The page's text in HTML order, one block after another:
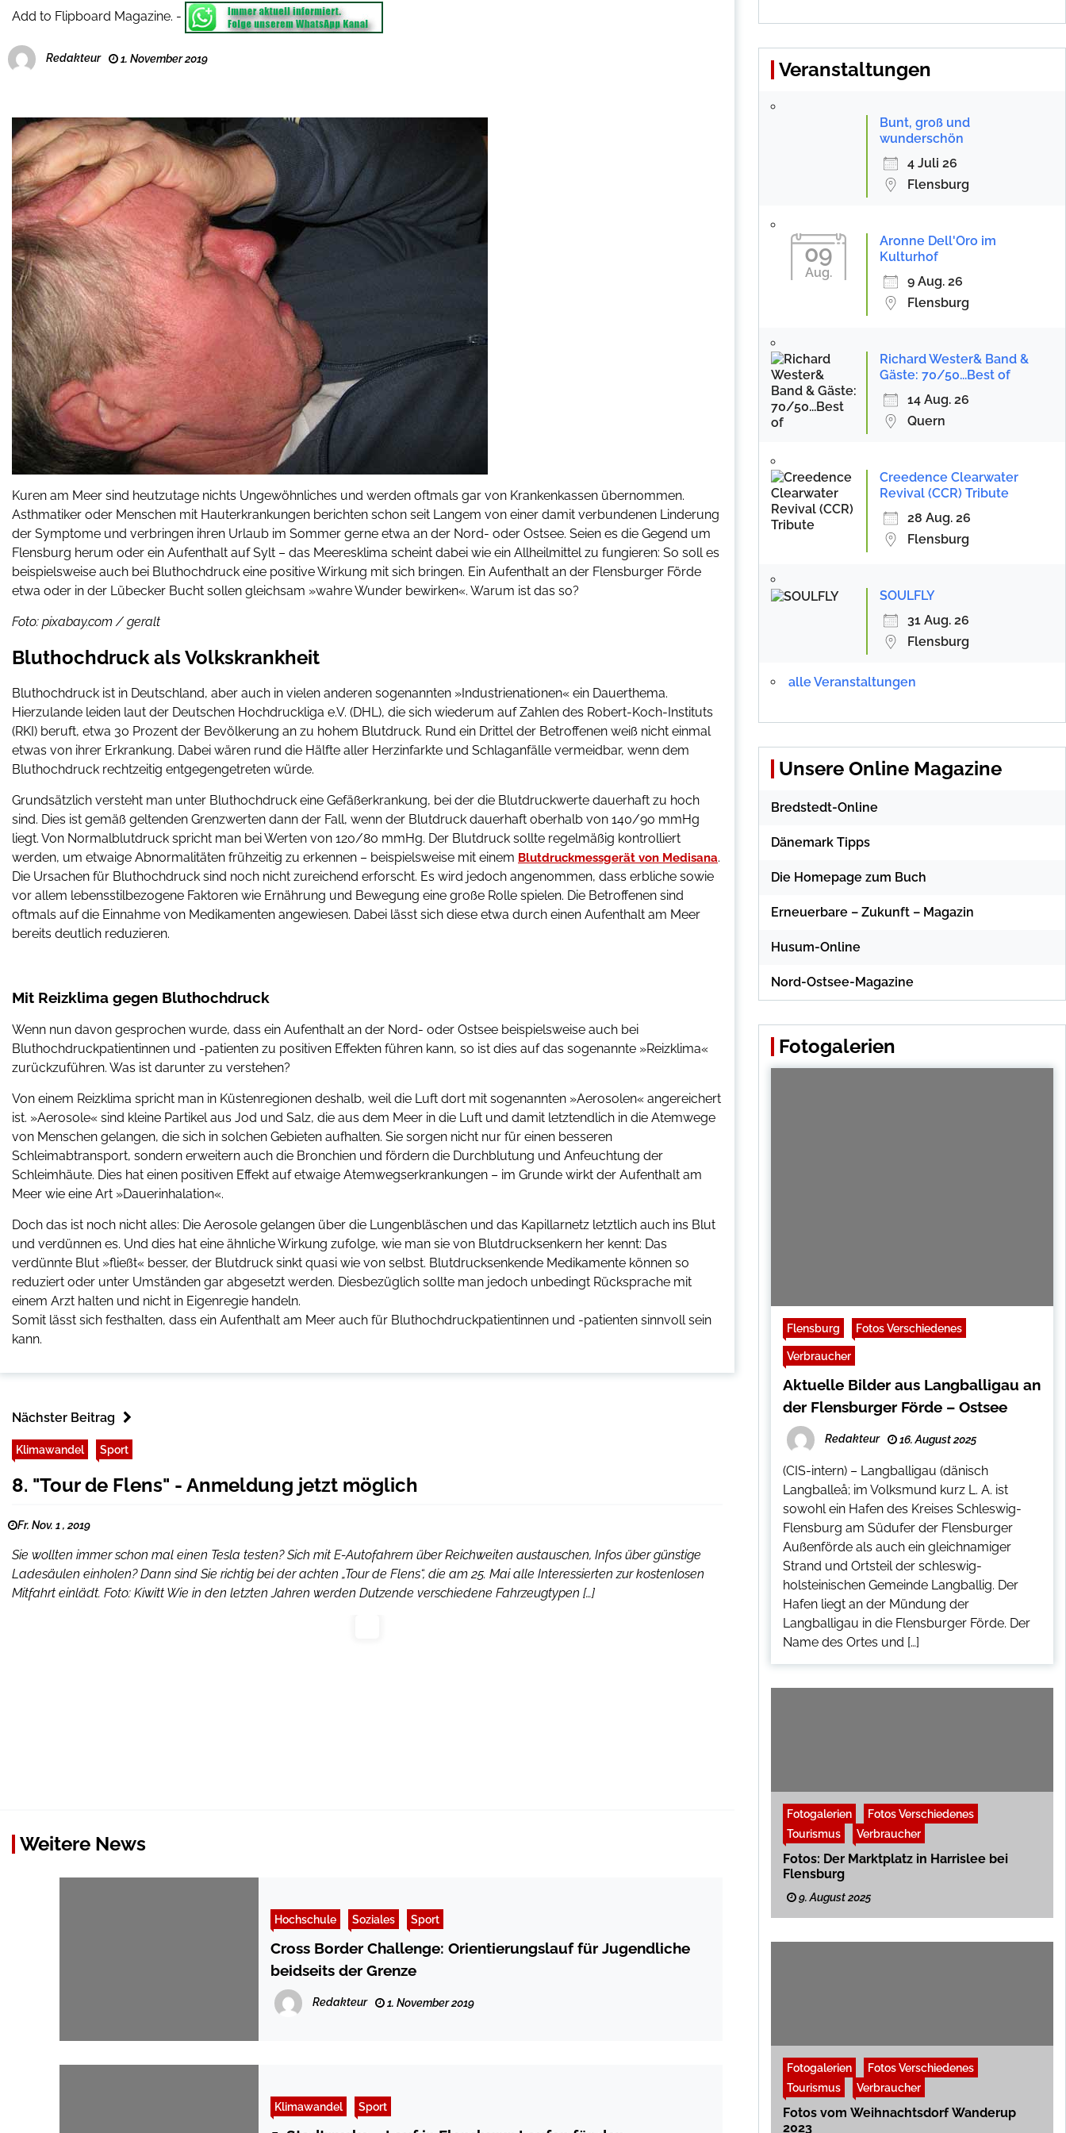
Add to Flipboard Magazine. -
Redakteur 1. November 2019
Kuren am Meer sind heutzutage nichts Ungewöhnliches und werden oftmals gar von Krankenkassen übernommen.
Asthmatiker oder Menschen mit Hauterkrankungen berichten schon seit Langem von einer damit verbundenen Linderung
der Symptome und verbringen ihren Urlaub im Sommer gerne etwa an der Nord- oder Ostsee. Seien es die Gegend um
Flensburg herum oder ein Aufenthalt auf Sylt – das Meeresklima scheint dabei wie ein Allheilmittel zu fungieren: So soll es
beispielsweise auch bei Bluthochdruck eine positive Wirkung mit sich bringen. Ein Aufenthalt an der Flensburger Förde
etwa oder in der Lübecker Bucht sollen gleichsam »wahre Wunder bewirken«. Warum ist das so?
Foto: pixabay.com / geralt
Bluthochdruck als Volkskrankheit
Bluthochdruck ist in Deutschland, aber auch in vielen anderen sogenannten »Industrienationen« ein Dauerthema.
Hierzulande leiden laut der Deutschen Hochdruckliga e.V. (DHL), die sich wiederum auf Zahlen des Robert-Koch-Instituts
(RKI) beruft, etwa 30 Prozent der Bevölkerung an zu hohem Blutdruck. Rund ein Drittel der Betroffenen weiß nicht einmal
etwas von ihrer Erkrankung. Dabei wären rund die Hälfte aller Herzinfarkte und Schlaganfälle vermeidbar, wenn dem
Bluthochdruck rechtzeitig entgegengetreten würde.
Grundsätzlich versteht man unter Bluthochdruck eine Gefäßerkrankung, bei der die Blutdruckwerte dauerhaft zu hoch
sind. Dies ist gemäß geltenden Grenzwerten dann der Fall, wenn der Blutdruck dauerhaft oberhalb von 140/90 mmHg
liegt. Von Normalblutdruck spricht man bei Werten von 120/80 mmHg. Der Blutdruck sollte regelmäßig kontrolliert
werden, um etwaige Abnormalitäten frühzeitig zu erkennen – beispielsweise mit einem Blutdruckmessgerät von Medisana.
Die Ursachen für Bluthochdruck sind noch nicht zureichend erforscht. Es wird jedoch angenommen, dass erbliche sowie
vor allem lebensstilbezogene Faktoren wie Ernährung und Bewegung eine große Rolle spielen. Die Betroffenen sind
oftmals auf die Einnahme von Medikamenten angewiesen. Dabei lässt sich diese etwa durch einen Aufenthalt am Meer
bereits deutlich reduzieren.
Mit Reizklima gegen Bluthochdruck
Wenn nun davon gesprochen wurde, dass ein Aufenthalt an der Nord- oder Ostsee beispielsweise auch bei
Bluthochdruckpatientinnen und -patienten zu positiven Effekten führen kann, so ist dies auf das sogenannte »Reizklima«
zurückzuführen. Was ist darunter zu verstehen?
Von einem Reizklima spricht man in Küstenregionen deshalb, weil die Luft dort mit sogenannten »Aerosolen« angereichert
ist. »Aerosole« sind kleine Partikel aus Jod und Salz, die aus dem Meer in die Luft und damit letztendlich in die Atemwege
von Menschen gelangen, die sich in solchen Gebieten aufhalten. Sie sorgen nicht nur für einen besseren
Schleimabtransport, sondern erweitern auch die Bronchien und fördern die Durchblutung und Anfeuchtung der
Schleimhäute. Dies hat einen positiven Effekt auf etwaige Atemwegserkrankungen – im Grunde wirkt der Aufenthalt am
Meer wie eine Art »Dauerinhalation«.
Doch das ist noch nicht alles: Die Aerosole gelangen über die Lungenbläschen und das Kapillarnetz letztlich auch ins Blut
und verdünnen es. Und dies hat eine ähnliche Wirkung zufolge, wie man sie von Blutdrucksenkern her kennt: Das
verdünnte Blut »fließt« besser, der Blutdruck sinkt quasi wie von selbst. Blutdrucksenkende Medikamente können so
reduziert oder unter Umständen gar abgesetzt werden. Diesbezüglich sollte man jedoch unbedingt Rücksprache mit
einem Arzt halten und nicht in Eigenregie handeln.
Somit lässt sich festhalten, dass ein Aufenthalt am Meer auch für Bluthochdruckpatientinnen und -patienten sinnvoll sein
kann.
Nächster Beitrag
Klimawandel Sport
8. "Tour de Flens" - Anmeldung jetzt möglich
Fr. Nov. 1 , 2019
Sie wollten immer schon mal einen Tesla testen? Sich mit E-Autofahrern über Reichweiten austauschen, Infos über günstige
Ladesäulen einholen? Dann sind Sie richtig bei der achten „Tour de Flens“, die am 25. Mai alle Interessierten zur kostenlosen
Mitfahrt einlädt. Foto: Kiwitt Wie in den letzten Jahren werden Dutzende verschiedene Fahrzeugtypen […]
Weitere News
Hochschule Soziales Sport
Cross Border Challenge: Orientierungslauf für Jugendliche
beidseits der Grenze
Redakteur 1. November 2019
Klimawandel Sport
Veranstaltungen
Bunt, groß und
wunderschön
4 Juli 26
Flensburg
09
Aug.
Aronne Dell'Oro im
Kulturhof
9 Aug. 26
Flensburg
Richard Wester& Band &
Gäste: 70/50...Best of
14 Aug. 26
Quern
Creedence Clearwater
Revival (CCR) Tribute
28 Aug. 26
Flensburg
SOULFLY
31 Aug. 26
Flensburg
alle Veranstaltungen
Unsere Online Magazine
Bredstedt-Online
Dänemark Tipps
Die Homepage zum Buch
Erneuerbare – Zukunft – Magazin
Husum-Online
Nord-Ostsee-Magazine
Fotogalerien
Flensburg Fotos Verschiedenes
Verbraucher
Aktuelle Bilder aus Langballigau an
der Flensburger Förde – Ostsee
Redakteur 16. August 2025
(CIS-intern) – Langballigau (dänisch
Langballeå; im Volksmund kurz L. A. ist
sowohl ein Hafen des Kreises Schleswig-
Flensburg am Südufer der Flensburger
Außenförde als auch ein gleichnamiger
Strand und Ortsteil der schleswig-
holsteinischen Gemeinde Langballig. Der
Hafen liegt an der Mündung der
Langballigau in die Flensburger Förde. Der
Name des Ortes und […]
Fotogalerien
Fotos Verschiedenes
Tourismus
Verbraucher
Fotos: Der Marktplatz in Harrislee bei
Flensburg
9. August 2025
Fotogalerien
Fotos Verschiedenes
Tourismus
Verbraucher
Fotos vom Weihnachtsdorf Wanderup
2023